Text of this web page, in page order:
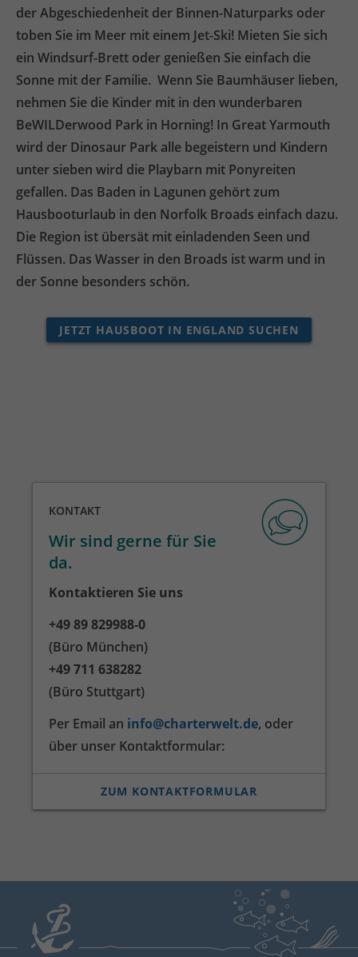
der Abgeschiedenheit der Binnen-Naturparks oder
toben Sie im Meer mit einem Jet-Ski! Mieten Sie sich
ein Windsurf-Brett oder genießen Sie einfach die
Sonne mit der Familie. Wenn Sie Baumhäuser lieben,
nehmen Sie die Kinder mit in den wunderbaren
BeWILDerwood Park in Horning! In Great Yarmouth
wird der Dinosaur Park alle begeistern und Kindern
unter sieben wird die Playbarn mit Ponyreiten
gefallen. Das Baden in Lagunen gehört zum
Hausbooturlaub in den Norfolk Broads einfach dazu.
Die Region ist übersät mit einladenden Seen und
Flüssen. Das Wasser in den Broads ist warm und in
der Sonne besonders schön.
JETZT HAUSBOOT IN ENGLAND SUCHEN
KONTAKT
Wir sind gerne für Sie
da.
Kontaktieren Sie uns
+49 89 829988-0
(Büro München)
+49 711 638282
(Büro Stuttgart)
Per Email an info@charterwelt.de, oder
über unser Kontakt­formular:
ZUM KONTAKTFORMULAR